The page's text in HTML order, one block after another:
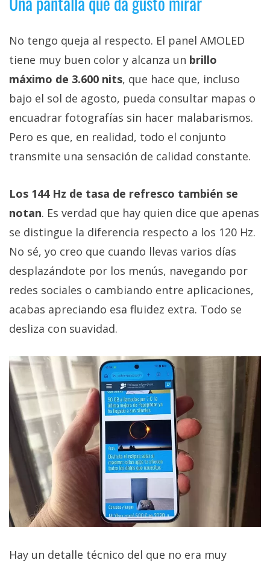
No tengo queja al respecto. El panel AMOLED
tiene muy buen color y alcanza un brillo
máximo de 3.600 nits, que hace que, incluso
bajo el sol de agosto, pueda consultar mapas o
encuadrar fotografías sin hacer malabarismos.
Pero es que, en realidad, todo el conjunto
transmite una sensación de calidad constante.
Los 144 Hz de tasa de refresco también se
notan. Es verdad que hay quien dice que apenas
se distingue la diferencia respecto a los 120 Hz.
No sé, yo creo que cuando llevas varios días
desplazándote por los menús, navegando por
redes sociales o cambiando entre aplicaciones,
acabas apreciando esa fluidez extra. Todo se
desliza con suavidad.
Hay un detalle técnico del que no era muy